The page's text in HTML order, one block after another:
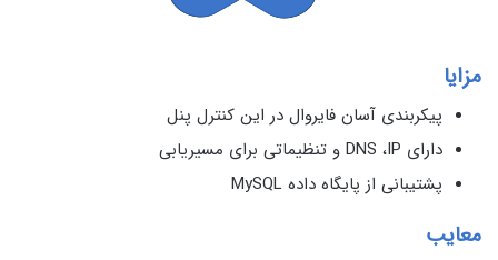
مزایا
پیکربندی آسان فایروال در این کنترل پنل
دارای DNS ،IP و تنظیماتی برای مسیریابی
پشتیبانی از پایگاه داده MySQL
معایب